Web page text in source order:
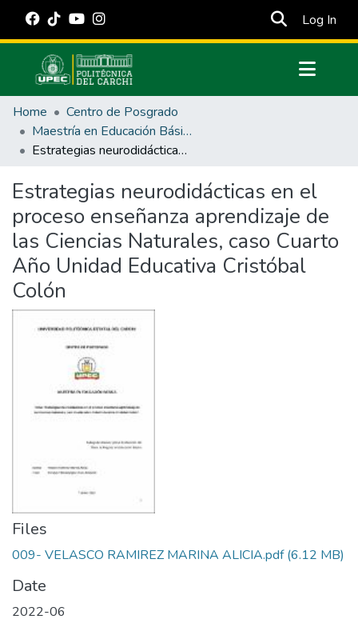
Log In
Communities & Collections
All of DSpace
Statistics
Estadísticas Externas
Manuales
Home
Centro de Posgrado
Maestría en Educación Básica
Estrategias neurodidácticas en el proceso enseñanza aprendizaje de las Ciencias Naturales, caso Cuarto Año Unidad Educativa Cristóbal Colón
Estrategias neurodidácticas en el
proceso enseñanza aprendizaje de
las Ciencias Naturales, caso Cuarto
Año Unidad Educativa Cristóbal
Colón
Files
009- VELASCO RAMIREZ MARINA ALICIA.pdf(6.12 MB)
Date
2022-06